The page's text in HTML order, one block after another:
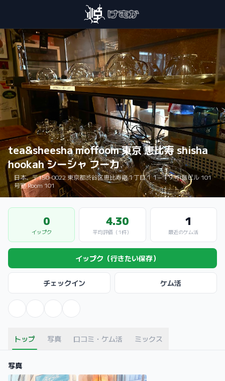
tea&sheesha moffoom 東京 恵比寿 shisha
hookah シーシャ フーカ
日本、〒150-0022 東京都渋谷区恵比寿南１丁目１１−１９ 中島ビル 101
号室 Room 101
0
イップク
4.30
平均評価（1件）
1
最近のケム活
イップク（行きたい保存）
チェックイン ケム活
トップ 写真 口コミ・ケム活 ミックス
写真